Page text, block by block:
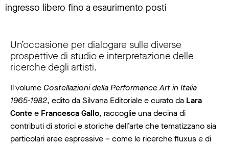
ingresso libero fino a esaurimento posti
Un’occasione per dialogare sulle diverse
prospettive di studio e interpretazione delle
ricerche degli artisti.
Il volume Costellazioni della Performance Art in Italia
1965-1982, edito da Silvana Editoriale e curato da Lara
Contee Francesca Gallo, raccoglie una decina di
contributi di storici e storiche dell’arte che tematizzano sia
particolari aree espressive – come le ricerche fluxus e di